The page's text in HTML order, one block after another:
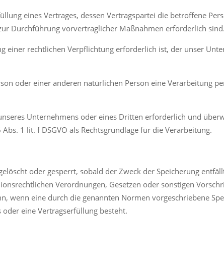
eines Vertrages, dessen Vertragspartei die betroffene
Durchführung vorvertraglicher Maßnahmen erforderlich sind.
einer rechtlichen Verpflichtung erforderlich ist, der unser
oder einer anderen natürlichen Person eine Verarbeitung
Unternehmens oder eines Dritten erforderlich und
1 lit. f DSGVO als Rechtsgrundlage für die Verarbeitung.
oder gesperrt, sobald der Zweck der Speicherung
Verordnungen, Gesetzen oder sonstigen
wenn eine durch die genannten Normen vorgeschriebene
eine Vertragserfüllung besteht.